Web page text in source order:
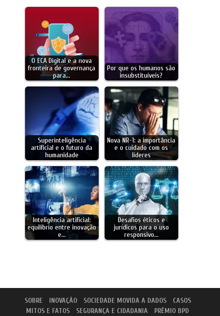
O ECA Digital e a nova
fronteira de governança
para…
Por que os humanos são
insubstituíveis?
Superinteligência
artificial e o futuro da
humanidade
Nova NR-1: a importância
e o cuidado com os
líderes
Inteligência artificial:
equilíbrio entre inovação
e…
Desafios éticos e
jurídicos para o uso
responsivo…
SOBRE INOVAÇÃO SOCIEDADE MOVIDA A DADOS
CASOS
MITOS E FATOS
SEGURANÇA E CIDADANIA PRÊMIO BPD